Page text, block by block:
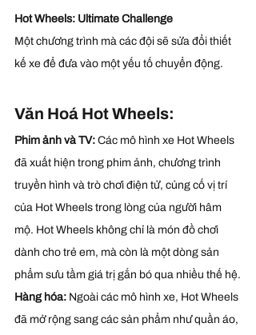
Hot Wheels: Ultimate Challenge
Một chương trình mà các đội sẽ sửa đổi thiết
kế xe để đưa vào một yếu tố chuyển động.
Văn Hoá Hot Wheels:
Phim ảnh và TV: Các mô hình xe Hot Wheels
đã xuất hiện trong phim ảnh, chương trình
truyền hình và trò chơi điện tử, củng cố vị trí
của Hot Wheels trong lòng của người hâm
mộ. Hot Wheels không chỉ là món đồ chơi
dành cho trẻ em, mà còn là một dòng sản
phẩm sưu tầm giá trị gắn bó qua nhiều thế hệ.
Hàng hóa: Ngoài các mô hình xe, Hot Wheels
đã mở rộng sang các sản phẩm như quần áo,